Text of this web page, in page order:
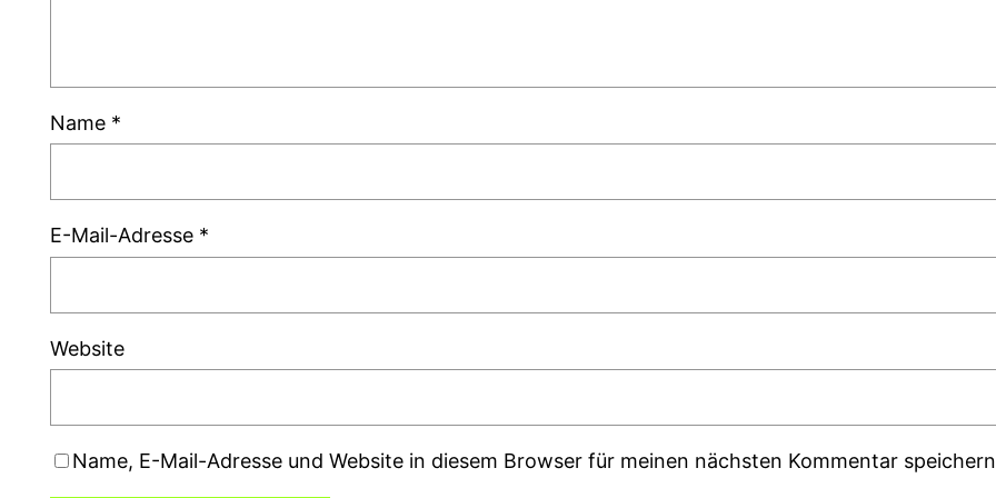
Name *
E-Mail-Adresse *
Website
Name, E-Mail-Adresse und Website in diesem Browser für meinen nächsten Kommentar